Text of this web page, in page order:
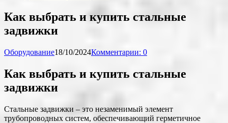
Как выбрать и купить стальные
задвижки
Оборудование18/10/2024Комментарии: 0
Как выбрать и купить стальные
задвижки
Стальные задвижки – это незаменимый элемент
трубопроводных систем, обеспечивающий герметичное